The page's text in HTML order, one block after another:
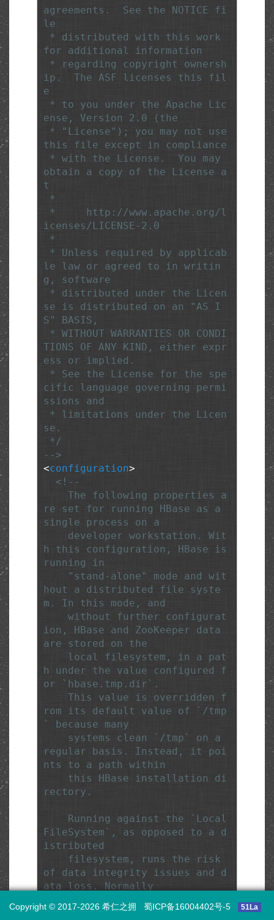
agreements.  See the NOTICE fi
le
for additional information
ip.  The ASF licenses this fil
e
ense, Version 2.0 (the
this file except in compliance
obtain a copy of the License a
t
icenses/LICENSE-2.0
le law or agreed to in writin
g, software
se is distributed on an "AS I
S" BASIS,
TIONS OF ANY KIND, either expr
ess or implied.
cific language governing permi
ssions and
se.
-->
<configuration>
<!--
re set for running HBase as a
single process on a
h this configuration, HBase is
running in
hout a distributed file syste
m. In this mode, and
ion, HBase and ZooKeeper data
are stored on the
h under the value configured f
or `hbase.tmp.dir`.
rom its default value of `/tmp
` because many
regular basis. Instead, it poi
nts to a path within
rectory.
FileSystem`, as opposed to a d
istributed
of data integrity issues and d
ata loss. Normally
n such an environment. Setting
Copyright © 2017-2026 希仁之拥 蜀ICP备16004402号-5 51La